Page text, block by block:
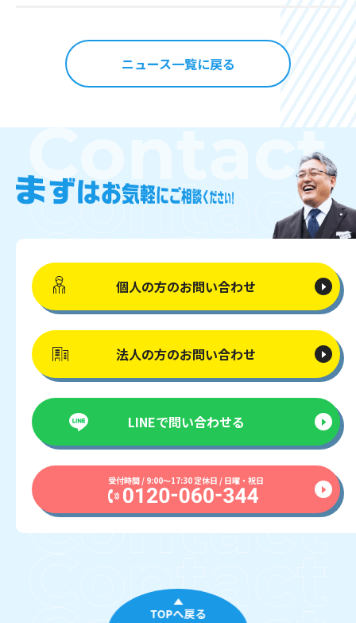
ニュース一覧に戻る
個人の方のお問い合わせ
法人の方のお問い合わせ
LINEで問い合わせる
受付時間 / 9:00〜17:30 定休日 / 日曜・祝日
TOPへ戻る